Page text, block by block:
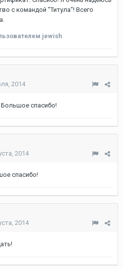
с командой "Титула"! Всего
jewish
2014
Большое спасибо!
2014
спасибо!
2014